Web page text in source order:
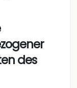
des